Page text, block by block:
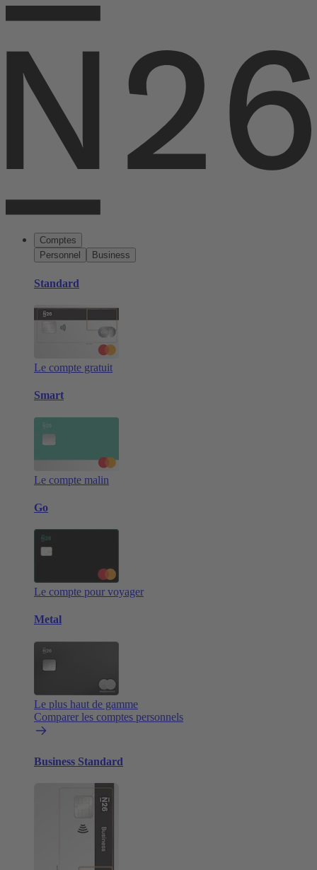
Comptes
Personnel
Business
Standard
Le compte gratuit
Smart
Le compte malin
Go
Le compte pour voyager
Metal
Le plus haut de gamme
Comparer les comptes personnels
Business Standard